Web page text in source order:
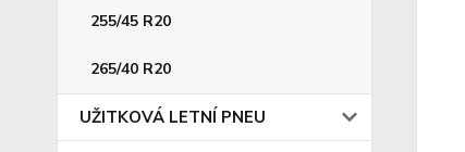
255/45 R20
265/40 R20
UŽITKOVÁ LETNÍ PNEU